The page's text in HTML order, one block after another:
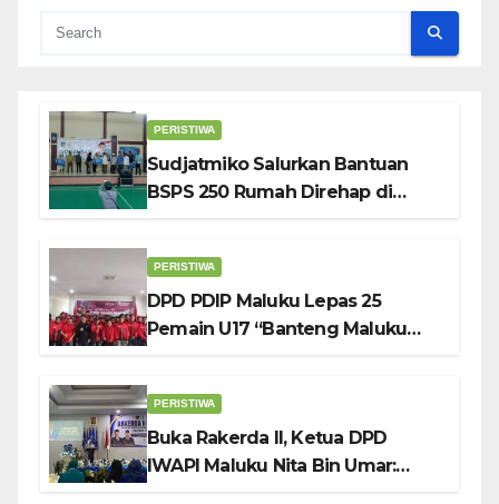
PERISTIWA
Sudjatmiko Salurkan Bantuan
BSPS 250 Rumah Direhap di
PERISTIWA
DPD PDIP Maluku Lepas 25
Pemain U17 “Banteng Maluku
PERISTIWA
Buka Rakerda II, Ketua DPD
IWAPI Maluku Nita Bin Umar: